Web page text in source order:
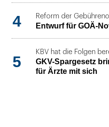
4 Reform der
Entwurf für GOÄ-
5
KBV hat die Folgen
GKV-Spargesetz
für Ärzte mit sich